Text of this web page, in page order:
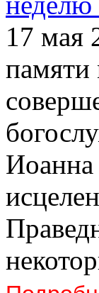
17 мая
памяти
Иоанна